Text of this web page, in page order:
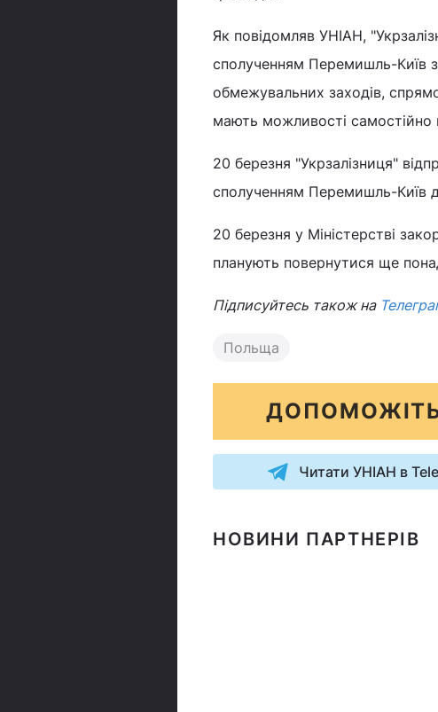
Як повідомляв УНІАН,
сполученням Перемишль-Київ з
обмежувальних заходів,
мають можливості самостійно
20 березня "Укрзалізниця"
сполученням Перемишль-Київ
20 березня у Міністерстві
планують повернутися ще
Підписуйтесь також на
Польща
Читати УНІАН в
НОВИНИ ПАРТНЕРІВ